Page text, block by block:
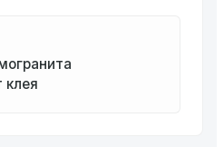
клея